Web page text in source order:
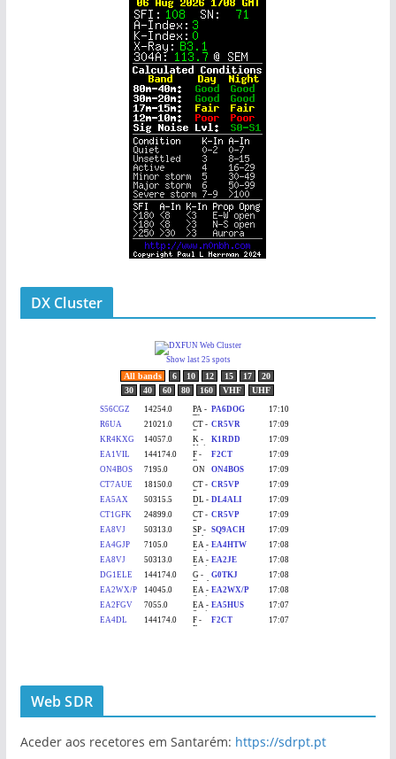
DX Cluster
Web SDR
Aceder aos recetores em Santarém: https://sdrpt.pt